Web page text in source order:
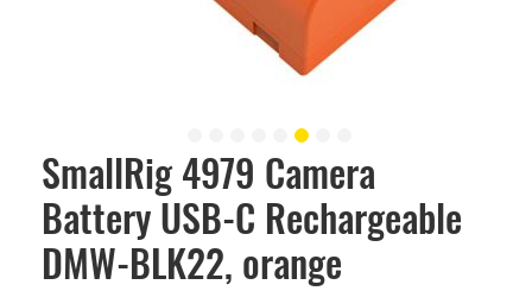
SmallRig 4979 Camera
Battery USB-C Rechargeable
DMW-BLK22, orange
Skip
beginning
images